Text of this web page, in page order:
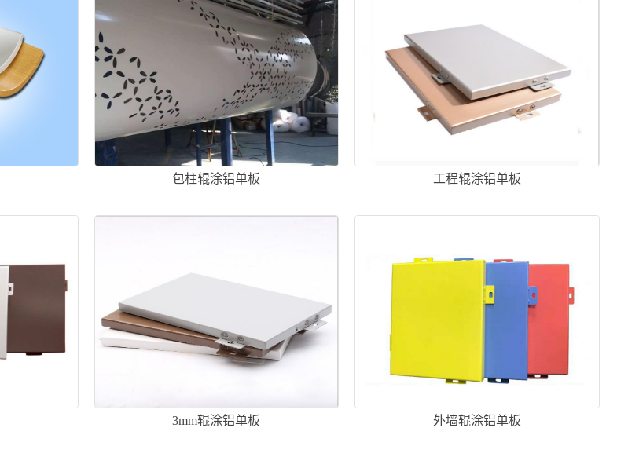
包柱辊涂铝单板 工程辊涂铝单板
3mm辊涂铝单板 外墙辊涂铝单板